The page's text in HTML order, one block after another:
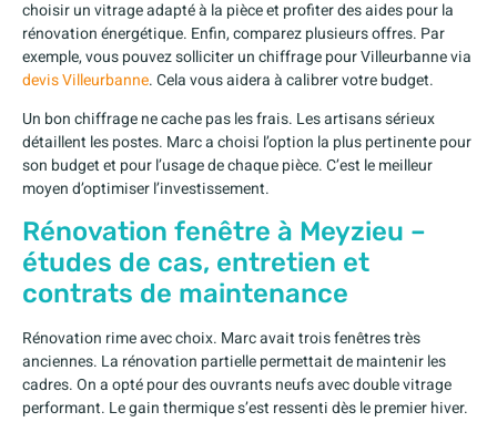
choisir un vitrage adapté à la pièce et profiter des aides pour la
rénovation énergétique. Enfin, comparez plusieurs offres. Par
exemple, vous pouvez solliciter un chiffrage pour Villeurbanne via
devis Villeurbanne. Cela vous aidera à calibrer votre budget.
Un bon chiffrage ne cache pas les frais. Les artisans sérieux
détaillent les postes. Marc a choisi l’option la plus pertinente pour
son budget et pour l’usage de chaque pièce. C’est le meilleur
moyen d’optimiser l’investissement.
Rénovation fenêtre à Meyzieu –
études de cas, entretien et
contrats de maintenance
Rénovation rime avec choix. Marc avait trois fenêtres très
anciennes. La rénovation partielle permettait de maintenir les
cadres. On a opté pour des ouvrants neufs avec double vitrage
performant. Le gain thermique s’est ressenti dès le premier hiver.